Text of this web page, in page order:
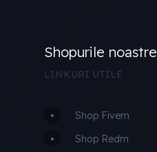
Shopurile noastre
LINKURI UTILE
Shop Fivem
Shop Redm